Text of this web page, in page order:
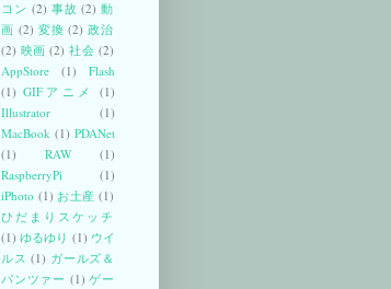
コン (2) 事故 (2) 動
画 (2) 変換 (2) 政治
(2) 映画 (2) 社会 (2)
AppStore
(1)
Flash
(1) GIFアニメ
(1)
Illustrator
(1)
MacBook (1) PDANet
(1)
RAW
(1)
RaspberryPi
(1)
iPhoto (1) お土産 (1)
ひだまりスケッチ
(1) ゆるゆり (1) ウイ
ルス (1) ガールズ＆
パンツァー (1) ゲー